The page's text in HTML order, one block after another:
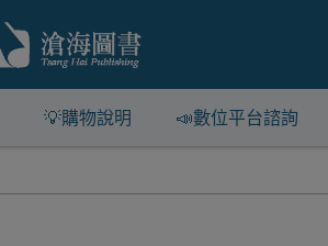
💡購物說明 📣數位平台諮詢